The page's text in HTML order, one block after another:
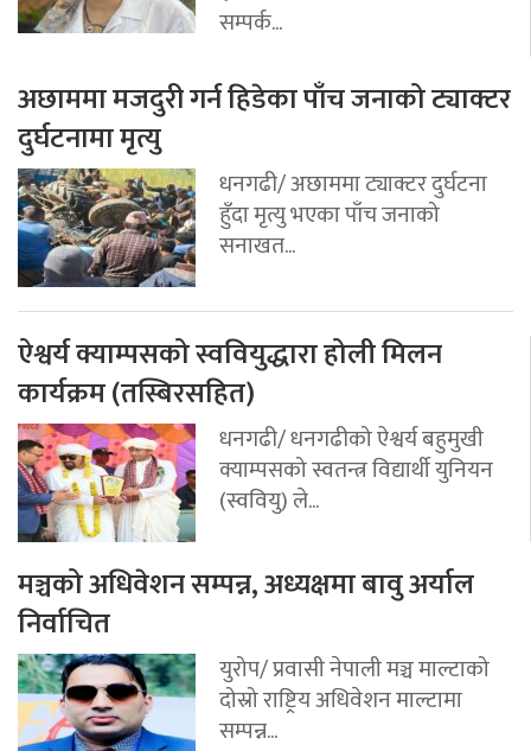
सम्पर्क...
अछाममा मजदुरी गर्न हिडेका पाँच जनाको ट्याक्टर
दुर्घटनामा मृत्यु
धनगढी/ अछाममा ट्याक्टर दुर्घटना
हुँदा मृत्यु भएका पाँच जनाको
सनाखत...
ऐश्वर्य क्याम्पसको स्ववियुद्धारा होली मिलन
कार्यक्रम (तस्बिरसहित)
धनगढी/ धनगढीको ऐश्वर्य बहुमुखी
क्याम्पसको स्वतन्त्र विद्यार्थी युनियन
(स्ववियु) ले...
मञ्चको अधिवेशन सम्पन्न, अध्यक्षमा बावु अर्याल
निर्वाचित
युरोप/ प्रवासी नेपाली मञ्च माल्टाको
दोस्रो राष्ट्रिय अधिवेशन माल्टामा
सम्पन्न...